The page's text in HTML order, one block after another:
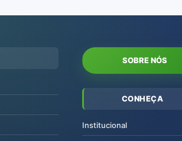
SOBRE NÓS
CONHEÇA
Institucional